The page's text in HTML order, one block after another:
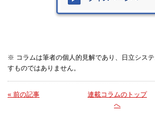
※ コラムは筆者の個人的見解であり、日立シス
すものではありません。
« 前の記事
連載コラムのトップ
へ